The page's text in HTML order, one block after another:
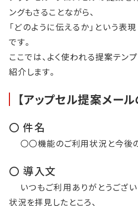
ングもさることながら、
「どのように伝えるか」という表
です。
ここでは、よく使われる提案テン
紹介します。
【アップセル提案メー
〇 件名
〇〇機能のご利用状況と今後
〇 導入文
いつもご利用ありがとうござ
状況を拝見したところ、